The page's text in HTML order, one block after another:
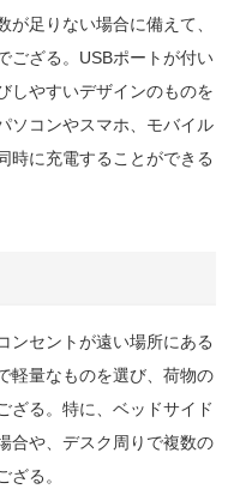
足りない場合に備えて、
ござる。USBポートが付い
しやすいデザインのものを
ソコンやスマホ、モバイル
時に充電することができる
ンセントが遠い場所にある
軽量なものを選び、荷物の
ざる。特に、ベッドサイド
合や、デスク周りで複数の
る。